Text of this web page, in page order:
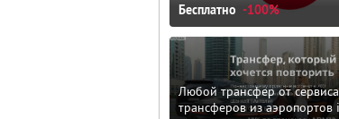
Бесплатно -100%
Любой трансфер от сервиса
трансферов из аэропортов